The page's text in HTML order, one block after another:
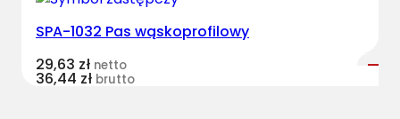
SPA-1032 Pas wąskoprofilowy
29,63 zł netto
36,44 zł brutto